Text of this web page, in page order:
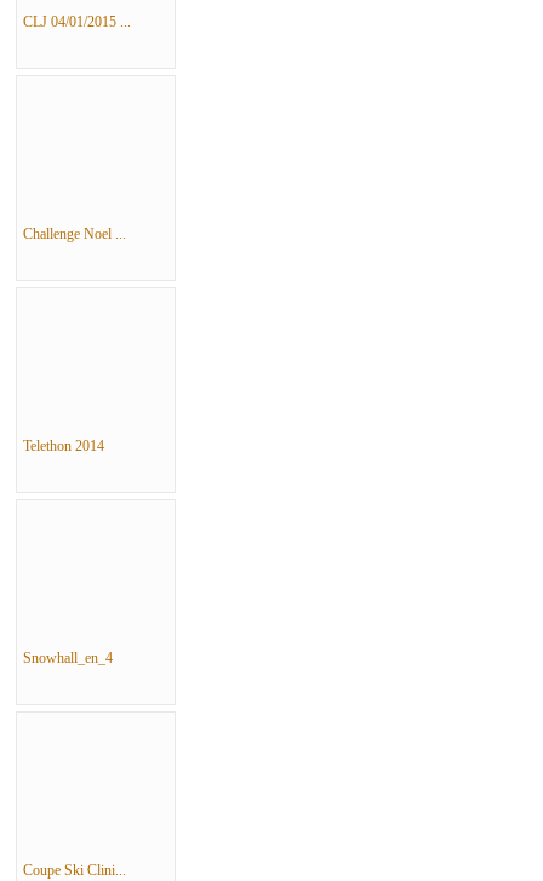
CLJ 04/01/2015 ...
Challenge Noel ...
Telethon 2014
Snowhall_en_4
Coupe Ski Clini...